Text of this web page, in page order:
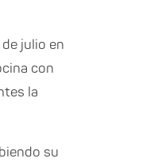
julio en
con
la
su